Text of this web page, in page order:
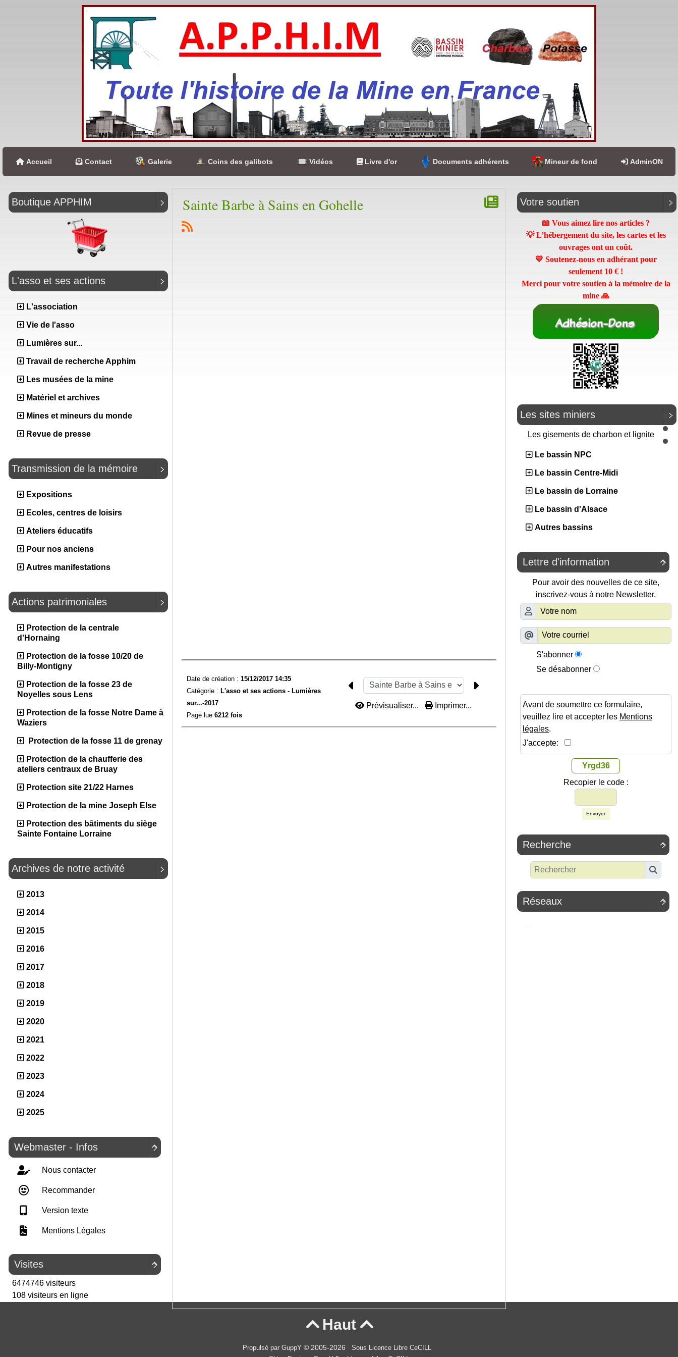
Accueil Contact Galerie Coins des galibots Vidéos Livre d'or Documents adhérents Mineur de fond AdminON
Boutique APPHIM
L'asso et ses actions
L'association
Vie de l'asso
Lumières sur...
Travail de recherche Apphim
Les musées de la mine
Matériel et archives
Mines et mineurs du monde
Revue de presse
Transmission de la mémoire
Expositions
Ecoles, centres de loisirs
Ateliers éducatifs
Pour nos anciens
Autres manifestations
Actions patrimoniales
Protection de la centrale
d'Hornaing
Protection de la fosse 10/20 de
Billy-Montigny
Protection de la fosse 23 de
Noyelles sous Lens
Protection de la fosse Notre Dame à
Waziers
Protection de la fosse 11 de grenay
Protection de la chaufferie des
ateliers centraux de Bruay
Protection site 21/22 Harnes
Protection de la mine Joseph Else
Protection des bâtiments du siège
Sainte Fontaine Lorraine
Archives de notre activité
2013
2014
2015
2016
2017
2018
2019
2020
2021
2022
2023
2024
2025

Webmaster - Infos
Nous contacter
Recommander
Version texte
Mentions Légales

Visites
6474746 visiteurs
108 visiteurs en ligne
Sainte Barbe à Sains en Gohelle
Date de création : 15/12/2017 14:35
Catégorie : L'asso et ses actions - Lumières
sur...-2017
Page lue 6212 fois
Prévisualiser... Imprimer...
Votre soutien
📖 Vous aimez lire nos articles ?
💡 L’hébergement du site, les cartes et les
ouvrages ont un coût.
💛 Soutenez-nous en adhérant pour
seulement 10 € !
Merci pour votre soutien à la mémoire de la
mine 🙏
Les sites miniers
Les gisements de charbon et lignite
Le bassin NPC
Le bassin Centre-Midi
Le bassin de Lorraine
Le bassin d'Alsace
Autres bassins

Lettre d'information
Pour avoir des nouvelles de ce site,
inscrivez-vous à notre Newsletter.
S'abonner
Se désabonner
Avant de soumettre ce formulaire,
veuillez lire et accepter les Mentions
légales.
J'accepte:
Yrgd36
Recopier le code :
Envoyer

Recherche

Réseaux
Haut 
Propulsé par GuppY © 2005-2026
Sous Licence Libre CeCILL